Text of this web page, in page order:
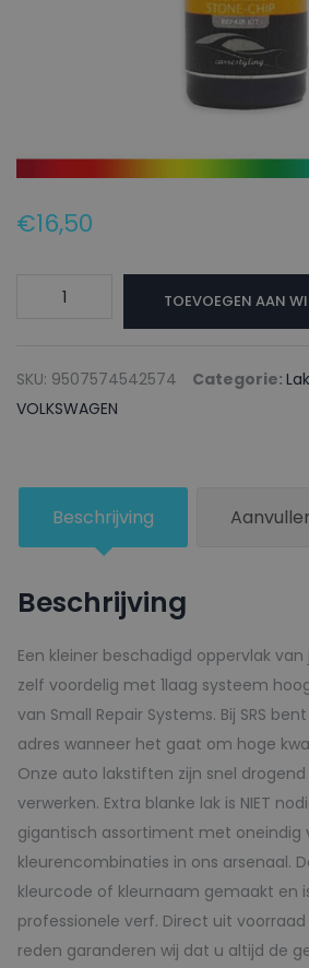
€16,50
VOLKSWAGEN
STORMBEIGE
-
TOEVOEGEN AAN
SKU: 9507574542574 Categorie:
VOLKSWAGEN
Beschrijving
Beschrijving
Een kleiner beschadigd oppervlak
zelf voordelig met 1laag systeem
van Small Repair Systems. Bij SRS
adres wanneer het gaat om hoge
Onze auto lakstiften zijn snel
verwerken. Extra blanke lak is NIET
gigantisch assortiment met oneindig
kleurencombinaties in ons arsenaal.
kleurcode of kleurnaam gemaakt en
professionele verf. Direct uit
reden garanderen wij dat u altijd de